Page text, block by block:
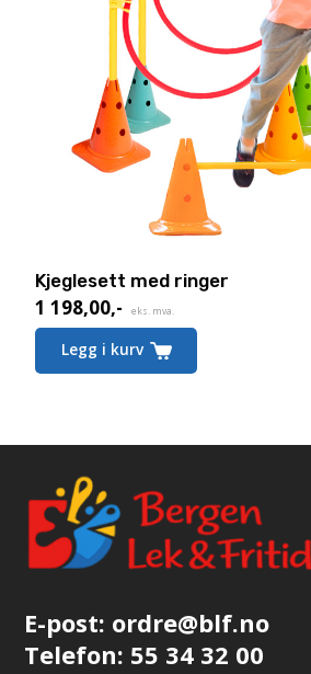
Kjeglesett med ringer
1 198,00,- eks. mva.
Legg i kurv
E-post: ordre@blf.no
Telefon: 55 34 32 00